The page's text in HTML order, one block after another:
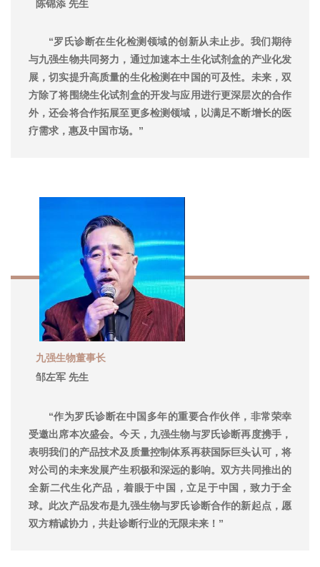
陈锦添 先生
“罗氏诊断在生化检测领域的创新从未止步。我们期待
与九强生物共同努力，通过加速本土生化试剂盒的产业化发
展，切实提升高质量的生化检测在中国的可及性。未来，双
方除了将围绕生化试剂盒的开发与应用进行更深层次的合作
外，还会将合作拓展至更多检测领域，以满足不断增长的医
疗需求，惠及中国市场。”
九强生物董事长
邹左军 先生
“作为罗氏诊断在中国多年的重要合作伙伴，非常荣幸
受邀出席本次盛会。今天，九强生物与罗氏诊断再度携手，
表明我们的产品技术及质量控制体系再获国际巨头认可，将
对公司的未来发展产生积极和深远的影响。双方共同推出的
全新二代生化产品，着眼于中国，立足于中国，致力于全
球。此次产品发布是九强生物与罗氏诊断合作的新起点，愿
双方精诚协力，共赴诊断行业的无限未来！”